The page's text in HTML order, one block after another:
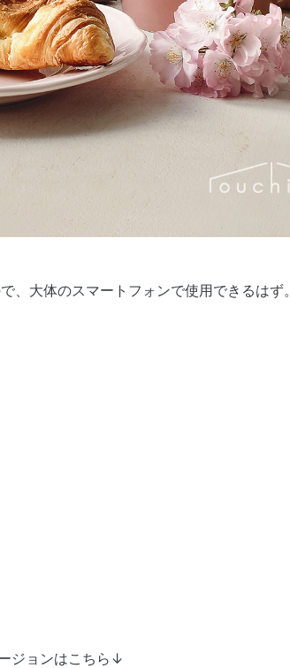
、大体のスマートフォンで使用できるはず。
ジョンはこちら↓